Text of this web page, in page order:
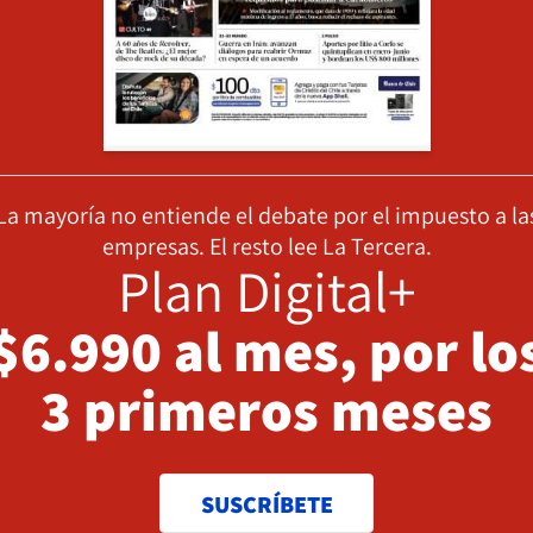
mayoría no entiende el debate por el impuesto a
empresas. El resto lee La Tercera.
Plan Digital+
al mes, por
3 primeros meses
SUSCRÍBETE